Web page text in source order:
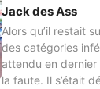
Jack des Ass
Alors qu’il restait
des catégories
attendu en dernier
la faute. Il s’était